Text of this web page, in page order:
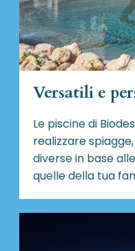
Versatili e
Le piscine di
realizzare
diverse in base
quelle della tua